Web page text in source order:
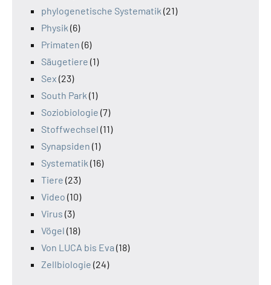
phylogenetische Systematik (21)
Physik (6)
Primaten (6)
Säugetiere (1)
Sex (23)
South Park (1)
Soziobiologie (7)
Stoffwechsel (11)
Synapsiden (1)
Systematik (16)
Tiere (23)
Video (10)
Virus (3)
Vögel (18)
Von LUCA bis Eva (18)
Zellbiologie (24)